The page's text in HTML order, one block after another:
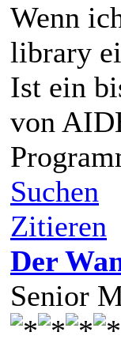
Wenn
library
Ist ein
von
Suchen
Zitieren
Der
Senior